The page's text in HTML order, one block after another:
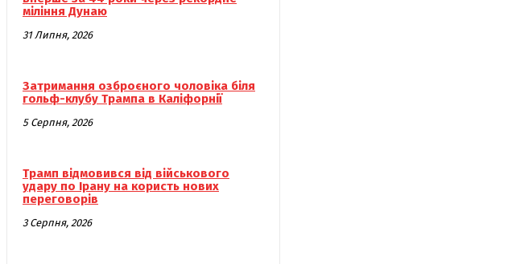
міління Дунаю
31 Липня, 2026
Затримання озброєного чоловіка біля
гольф-клубу Трампа в Каліфорнії
5 Серпня, 2026
Трамп відмовився від військового
удару по Ірану на користь нових
переговорів
3 Серпня, 2026